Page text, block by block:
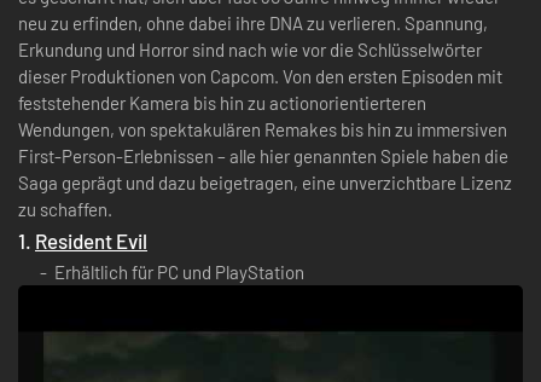
neu zu erfinden, ohne dabei ihre DNA zu verlieren. Spannung,
Erkundung und Horror sind nach wie vor die Schlüsselwörter
dieser Produktionen von Capcom. Von den ersten Episoden mit
feststehender Kamera bis hin zu actionorientierteren
Wendungen, von spektakulären Remakes bis hin zu immersiven
First-Person-Erlebnissen – alle hier genannten Spiele haben die
Saga geprägt und dazu beigetragen, eine unverzichtbare Lizenz
zu schaffen.
1. Resident Evil
Erhältlich für PC und PlayStation